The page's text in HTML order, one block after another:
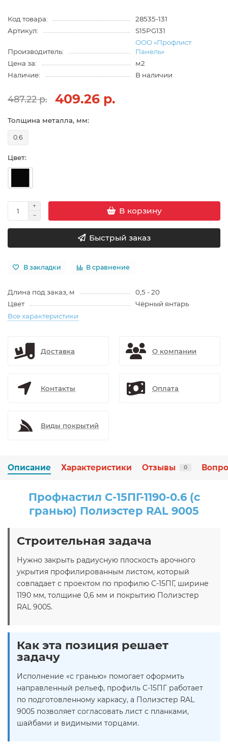
Код товара:
28535-131
Артикул:
S15PG131
Производитель:
ООО «Профлист
Панель»
Цена за:
м2
Наличие:
В наличии
487.22 р. 409.26 р.
Толщина металла, мм:
0.6
Цвет:
В корзину
Быстрый заказ
В закладки В сравнение
Длина под заказ, м
0,5 - 20
Цвет
Чёрный янтарь
Все характеристики
Доставка О компании
Контакты Оплата
Виды покрытий
Описание Характеристики Отзывы 0
Профнастил С-15ПГ-1190-0.6 (с
гранью) Полиэстер RAL 9005
Строительная задача
Нужно закрыть радиусную плоскость арочного
укрытия профилированным листом, который
совпадает с проектом по профилю С-15ПГ, ширине
1190 мм, толщине 0,6 мм и покрытию Полиэстер
RAL 9005.
Как эта позиция решает
задачу
Исполнение «с гранью» помогает оформить
направленный рельеф, профиль С-15ПГ работает
по подготовленному каркасу, а Полиэстер RAL
9005 позволяет согласовать лист с планками,
шайбами и видимыми торцами.